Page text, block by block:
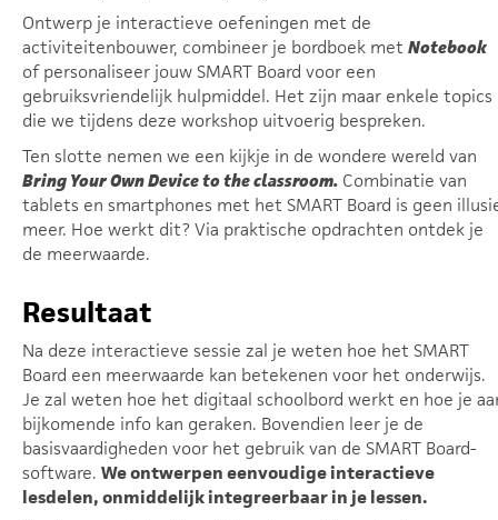
Ontwerp je interactieve oefeningen met de
activiteitenbouwer, combineer je bordboek met Notebook
of personaliseer jouw SMART Board voor een
gebruiksvriendelijk hulpmiddel. Het zijn maar enkele topics
die we tijdens deze workshop uitvoerig bespreken.
Ten slotte nemen we een kijkje in de wondere wereld van
Bring Your Own Device to the classroom. Combinatie van
tablets en smartphones met het SMART Board is geen
meer. Hoe werkt dit? Via praktische opdrachten ontdek je
de meerwaarde.
Resultaat
Na deze interactieve sessie zal je weten hoe het SMART
Board een meerwaarde kan betekenen voor het onderwijs.
Je zal weten hoe het digitaal schoolbord werkt en hoe je
bijkomende info kan geraken. Bovendien leer je de
basisvaardigheden voor het gebruik van de SMART Board-
software. We ontwerpen eenvoudige interactieve
lesdelen, onmiddelijk integreerbaar in je lessen.